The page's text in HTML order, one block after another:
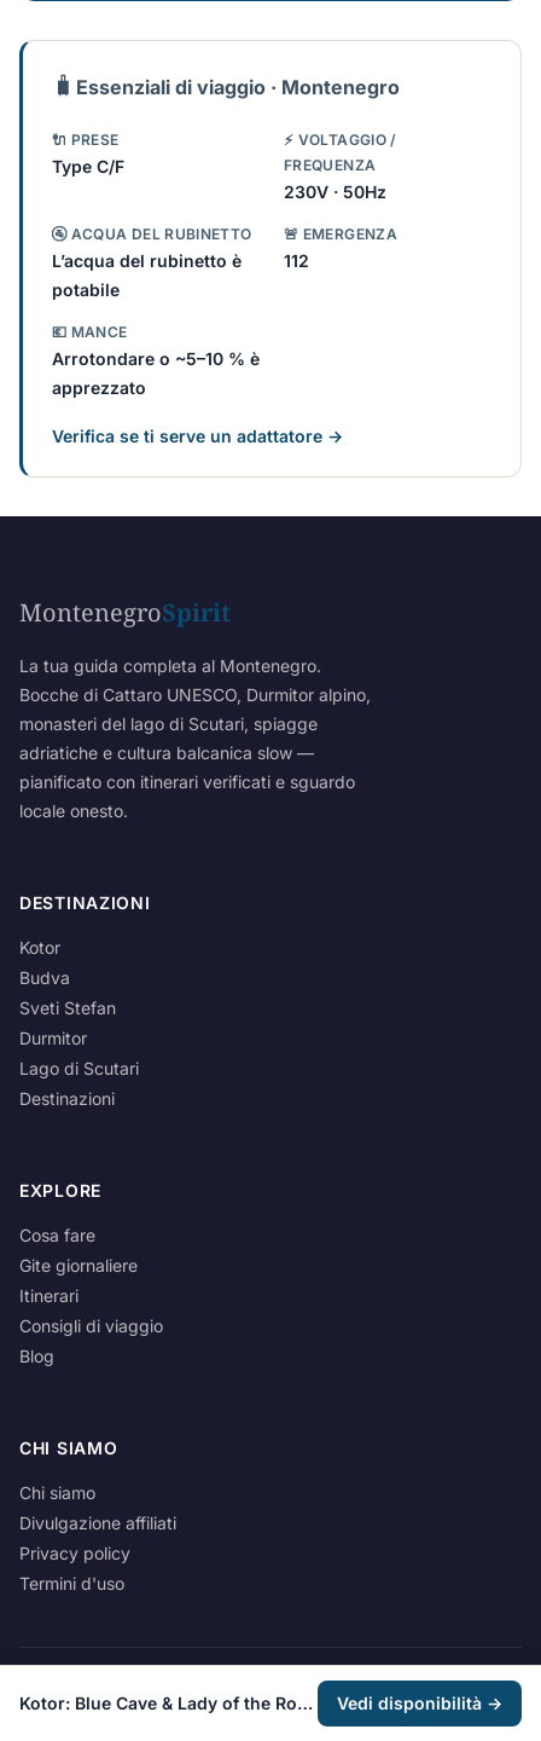
🧳 Essenziali di viaggio · Montenegro
🔌 PRESE
Type C/F
⚡ VOLTAGGIO /
FREQUENZA
230V · 50Hz
🚰 ACQUA DEL RUBINETTO
L’acqua del rubinetto è
potabile
🚨 EMERGENZA
112
💶 MANCE
Arrotondare o ~5–10 % è
apprezzato
Verifica se ti serve un adattatore →
Kotor: Blue Cave & Lady of the Rocks Group Boat Tour Vedi disponibilità →
MontenegroSpirit
La tua guida completa al Montenegro.
Bocche di Cattaro UNESCO, Durmitor alpino,
monasteri del lago di Scutari, spiagge
adriatiche e cultura balcanica slow —
pianificato con itinerari verificati e sguardo
locale onesto.
DESTINAZIONI
Kotor
Budva
Sveti Stefan
Durmitor
Lago di Scutari
Destinazioni
EXPLORE
Cosa fare
Gite giornaliere
Itinerari
Consigli di viaggio
Blog
CHI SIAMO
Chi siamo
Divulgazione affiliati
Privacy policy
Termini d'uso
© 2026 Montenegro Spirit. Tutti i diritti riservati.
Questo sito contiene link di affiliazione. Potremmo guadagnare una